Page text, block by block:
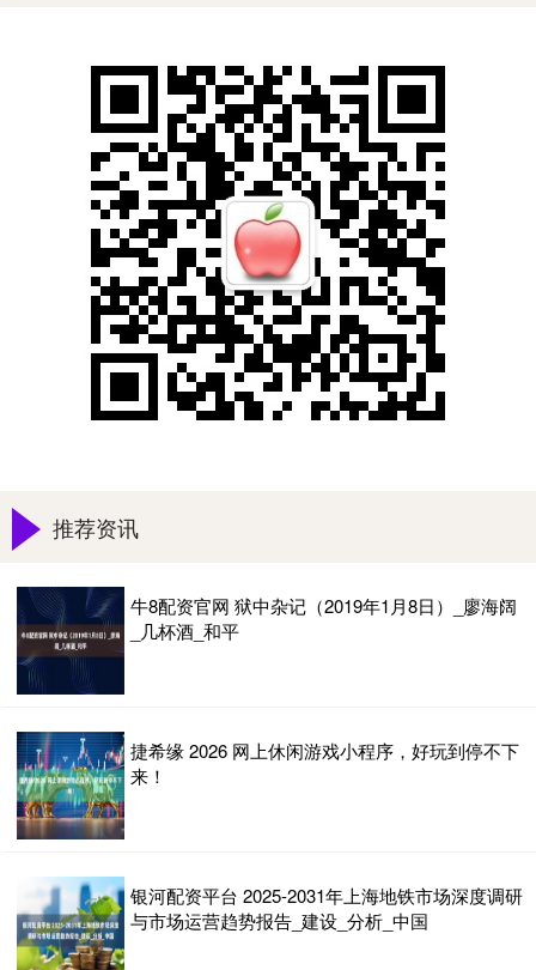
推荐资讯
牛8配资官网 狱中杂记（2019年1月8日）_廖海阔
_几杯酒_和平
捷希缘 2026 网上休闲游戏小程序，好玩到停不下
来！
银河配资平台 2025-2031年上海地铁市场深度调研
与市场运营趋势报告_建设_分析_中国